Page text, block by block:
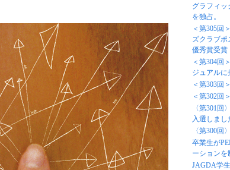
グラフィッ
を独占。
＜第305回
ズクラブポ
優秀賞受賞
＜第304回
ジュアルに
＜第303回
＜第302回
〈第301
入選しまし
〈第300回
卒業生が
ーションを
JAGDA学